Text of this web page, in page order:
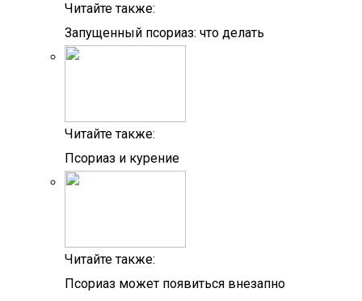
Читайте также:
Запущенный псориаз: что делать
Читайте также:
Псориаз и курение
Читайте также:
Псориаз может появиться внезапно